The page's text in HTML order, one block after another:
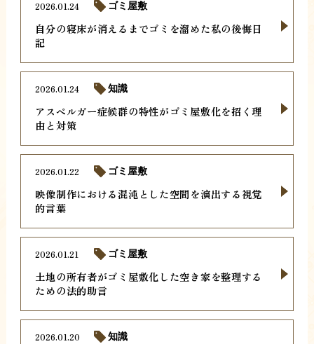
自分の寝床が消えるまでゴミを溜めた私の後悔日
記
2026.01.24 ゴミ屋敷
アスペルガー症候群の特性がゴミ屋敷化を招く理
由と対策
2026.01.24 知識
映像制作における混沌とした空間を演出する視覚
的言葉
2026.01.22 ゴミ屋敷
土地の所有者がゴミ屋敷化した空き家を整理する
ための法的助言
2026.01.21 ゴミ屋敷
2026.01.20 知識